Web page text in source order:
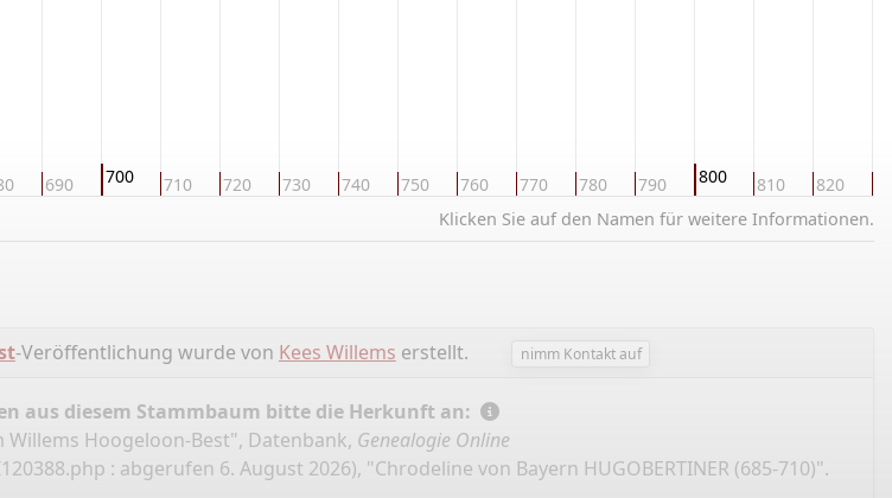
690 700 710 720 730 740 750 760 770 780 790 800 810 820
Klicken Sie auf den Namen für weitere Informationen.
-Veröffentlichung wurde von Kees Willems erstellt. nimm Kontakt auf
aus diesem Stammbaum bitte die Herkunft an:
Hoogeloon-Best", Datenbank, Genealogie Online
: abgerufen 6. August 2026), "Chrodeline von Bayern HUGOBERTINER (685-710)".